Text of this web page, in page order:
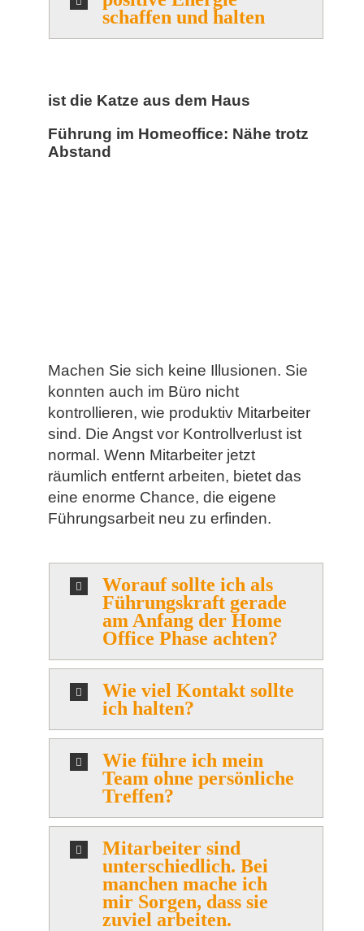
schaffen und halten
ist die Katze aus dem Haus
Führung im Homeoffice: Nähe trotz
Abstand
Machen Sie sich keine Illusionen. Sie
konnten auch im Büro nicht
kontrollieren, wie produktiv Mitarbeiter
sind. Die Angst vor Kontrollverlust ist
normal. Wenn Mitarbeiter jetzt
räumlich entfernt arbeiten, bietet das
eine enorme Chance, die eigene
Führungsarbeit neu zu erfinden.
Worauf sollte ich als
Führungskraft gerade
am Anfang der Home
Office Phase achten?
Wie viel Kontakt sollte
ich halten?
Wie führe ich mein
Team ohne persönliche
Treffen?
Mitarbeiter sind
unterschiedlich. Bei
manchen mache ich
mir Sorgen, dass sie
zuviel arbeiten.